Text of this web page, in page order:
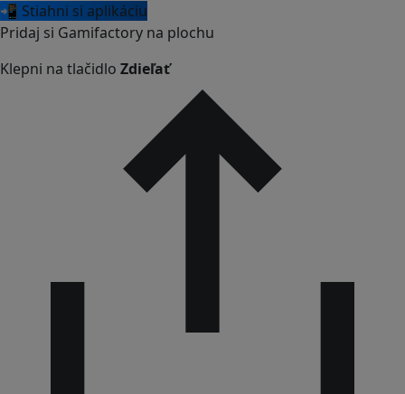
📲 Stiahni si aplikáciu
Pridaj si Gamifactory na plochu
Klepni na tlačidlo Zdieľať